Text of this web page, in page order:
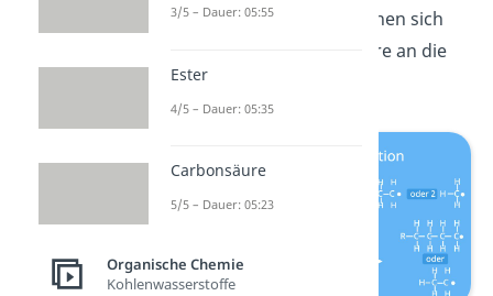
wächst. Auf diese Art können sich
mehr und mehr Monomere an die
Kette binden.
3/5 – Dauer: 05:55
Ester
4/5 – Dauer: 05:35
Carbonsäure
5/5 – Dauer: 05:23
Organische Chemie
Kohlenwasserstoffe